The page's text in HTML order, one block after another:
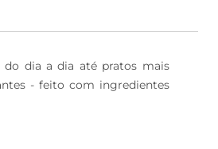
do dia a dia até pratos mais
- feito com ingredientes